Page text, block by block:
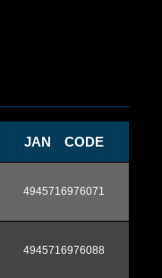
JAN CODE
4945716976071
4945716976088